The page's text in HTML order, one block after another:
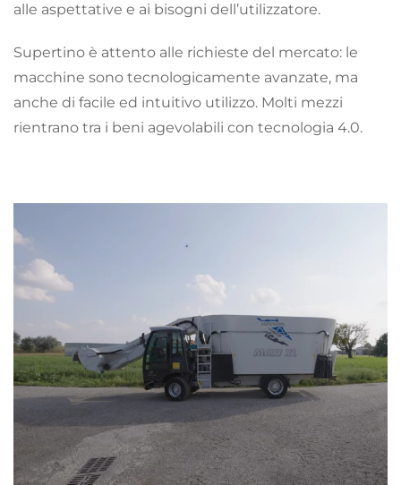
alle aspettative e ai bisogni dell’utilizzatore.
Supertino è attento alle richieste del mercato: le
macchine sono tecnologicamente avanzate, ma
anche di facile ed intuitivo utilizzo. Molti mezzi
rientrano tra i beni agevolabili con tecnologia 4.0.